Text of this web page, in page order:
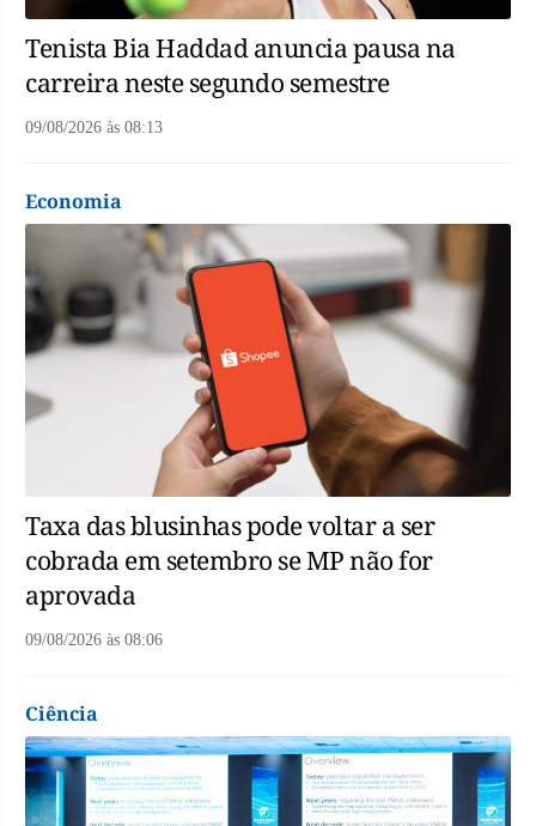
Tenista Bia Haddad anuncia pausa na
carreira neste segundo semestre
09/08/2026 às 08:13
Economia
Taxa das blusinhas pode voltar a ser
cobrada em setembro se MP não for
aprovada
09/08/2026 às 08:06
Ciência